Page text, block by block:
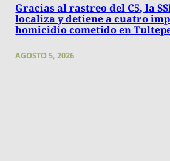
Gracias al rastreo del C5, la
localiza y detiene a cuatro
homicidio cometido en
AGOSTO 5, 2026